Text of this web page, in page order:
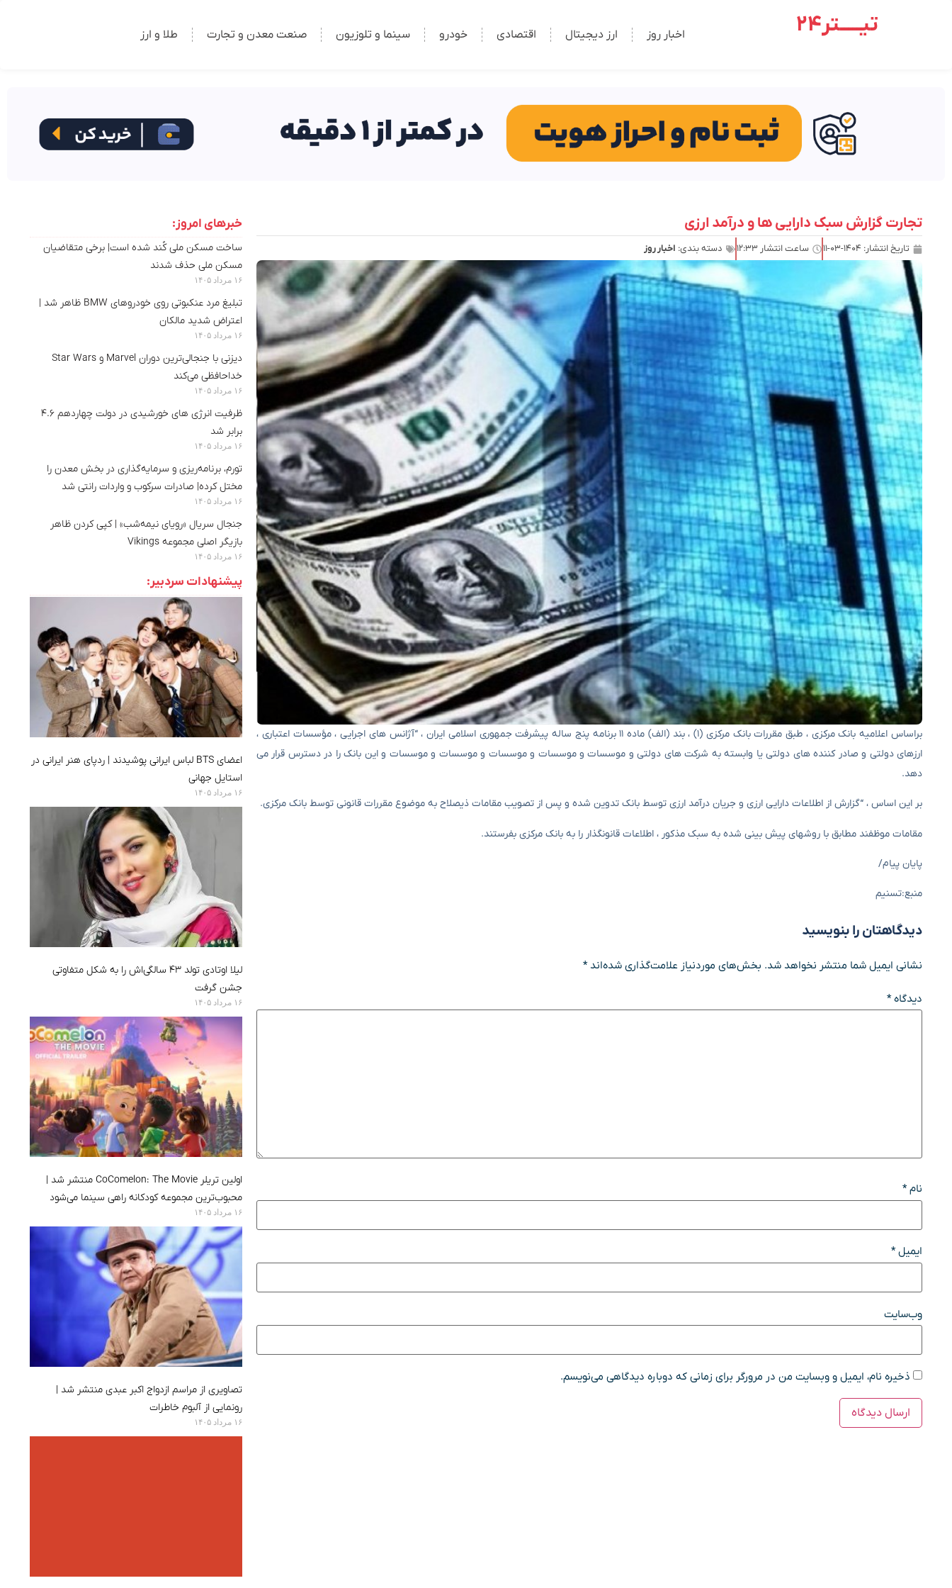
تیـــــتر24 اخبار روز ارز دیجیتال اقتصادی خودرو سینما و تلوزیون صنعت معدن و تجارت طلا و ارز
تجارت گزارش سبک دارایی ها و درآمد ارزی
تاریخ انتشار: ۱۴۰۴-۰۳-۱۱ ساعت انتشار ۱۲:۳۳ دسته بندی: اخبار روز
براساس اعلامیه بانک مرکزی ، طبق مقررات بانک مرکزی (۱) ، بند (الف) ماده ۱۱ برنامه پنج ساله پیشرفت جمهوری اسلامی ایران ، “آژانس های اجرایی ، مؤسسات اعتباری ،
ارزهای دولتی و صادر کننده های دولتی یا وابسته به شرکت های دولتی و موسسات و موسسات و موسسات و موسسات و موسسات و این بانک را در دسترس قرار می
دهد.
بر این اساس ، “گزارش از اطلاعات دارایی ارزی و جریان درآمد ارزی توسط بانک تدوین شده و پس از تصویب مقامات ذیصلاح به موضوع مقررات قانونی توسط بانک مرکزی.
مقامات موظفند مطابق با روشهای پیش بینی شده به سبک مذکور ، اطلاعات قانونگذار را به بانک مرکزی بفرستند.
پایان پیام/
منبع:تسنیم
دیدگاهتان را بنویسید
نشانی ایمیل شما منتشر نخواهد شد. بخش‌های موردنیاز علامت‌گذاری شده‌اند*
دیدگاه*
نام*
ایمیل*
وب‌سایت
ذخیره نام، ایمیل و وبسایت من در مرورگر برای زمانی که دوباره دیدگاهی می‌نویسم.
خبرهای امروز:
ساخت مسکن ملی کُند شده است| برخی متقاضیان
مسکن ملی حذف شدند
۱۶ مرداد ۱۴۰۵
تبلیغ مرد عنکبوتی روی خودروهای BMW ظاهر شد |
اعتراض شدید مالکان
۱۶ مرداد ۱۴۰۵
دیزنی با جنجالی‌ترین دوران Marvel و Star Wars
خداحافظی می‌کند
۱۶ مرداد ۱۴۰۵
ظرفیت انرژی های خورشیدی در دولت چهاردهم ۴.۶
برابر شد
۱۶ مرداد ۱۴۰۵
تورم، برنامه‌ریزی و سرمایه‌گذاری در بخش معدن را
مختل کرده| صادرات سرکوب و واردات رانتی شد
۱۶ مرداد ۱۴۰۵
جنجال سریال «رویای نیمه‌شب» | کپی کردن ظاهر
بازیگر اصلی مجموعه Vikings
۱۶ مرداد ۱۴۰۵
پیشنهادات سردبیر:
اعضای BTS لباس ایرانی پوشیدند | ردپای هنر ایرانی در
استایل جهانی
۱۶ مرداد ۱۴۰۵
لیلا اوتادی تولد ۴۳ سالگی‌اش را به شکل متفاوتی
جشن گرفت
۱۶ مرداد ۱۴۰۵
اولین تریلر CoComelon: The Movie منتشر شد |
محبوب‌ترین مجموعه کودکانه راهی سینما می‌شود
۱۶ مرداد ۱۴۰۵
تصاویری از مراسم ازدواج اکبر عبدی منتشر شد |
رونمایی از آلبوم خاطرات
۱۶ مرداد ۱۴۰۵